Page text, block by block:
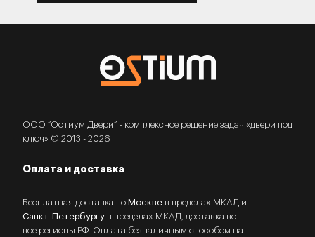
ООО “Остиум Двери” - комплексное решение задач «двери под
ключ» © 2013 - 2026
Оплата и доставка
Бесплатная доставка по Москве в пределах МКАД и
Санкт-Петербургу в пределах МКАД, доставка во
все регионы РФ. Оплата безналичным способом на